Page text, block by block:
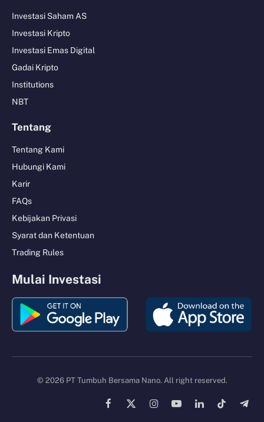
Investasi Saham AS
Investasi Kripto
Investasi Emas Digital
Gadai Kripto
Institutions
NBT
Tentang
Tentang Kami
Hubungi Kami
Karir
FAQs
Kebijakan Privasi
Syarat dan Ketentuan
Trading Rules
Mulai Investasi
© 2026 PT Tumbuh Bersama Nano. All right reserved.
Facebook
X
InstagramYouTubeLinkedInTikTok